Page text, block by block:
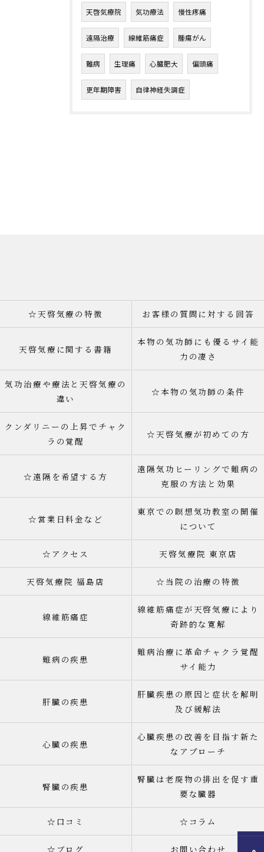
天啓気療院 気功療法 慢性疼痛
遠隔治療 線維筋痛症 腫瘍がん
難病 生理痛 心臓肥大 偏頭痛
更年期障害 自律神経失調症
☆天啓気療の特徴 お客様の質問に対する回答
天啓気療に関する書籍
本物の気功師にも優るサイ能
力の凄さ
気功治療や療法と天啓気療の
違い
☆本物の気功師の条件
クンダリニーの上昇でチャク
ラの覚醒
☆天啓気療が初めての方
☆遠隔を希望する方
遠隔気功ヒーリングで難病の
克服の方法と効果
☆営業日料金など
東京での瞑想気功教室の開催
について
☆アクセス 天啓気療院 東京店
天啓気療院 福島店 ☆当院の治療の特徴
線維筋痛症
線維筋痛症が天啓気療により
奇跡的な寛解
難病の疾患
難病治療に革命チャクラ覚醒
サイ能力
肝臓の疾患
肝臓疾患の原因と症状を解明
及び緩解法
心臓の疾患
心臓疾患の改善を目指す新た
なアプローチ
腎臓の疾患
腎臓は老廃物の排出を促す重
要な臓器
☆口コミ ☆コラム
☆ブログ お問い合わせ